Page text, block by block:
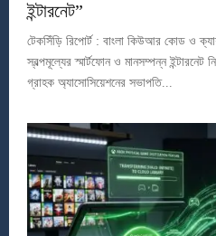
ইন্টারনেট”
টেকসিঁড়ি রিপোর্ট : বাংলা কিউআর কোড ও
স্বল্পমূল্যের স্মার্টফোন ও মানসম্পন্ন
গ্রাহক অ্যাসোসিয়েশনের সভাপতি...